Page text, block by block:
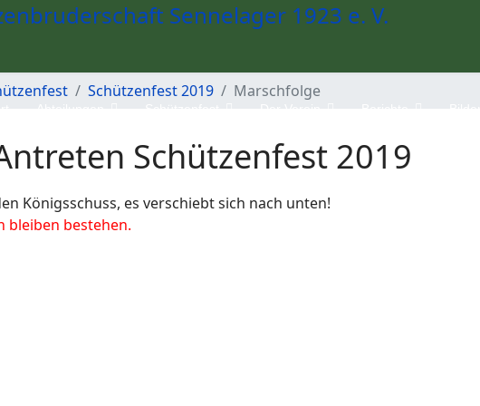
Schützenfest 2019 Marschfolge
Schützenfest 2019
Königsschuss, es verschiebt sich nach unten!
bleiben bestehen.